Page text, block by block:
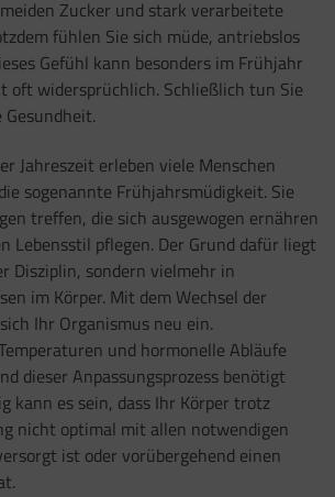
Zucker und stark verarbeitete
fühlen Sie sich müde, antriebslos
Gefühl kann besonders im Frühjahr
widersprüchlich. Schließlich tun Sie
Jahreszeit erleben viele Menschen
sogenannte Frühjahrsmüdigkeit. Sie
treffen, die sich ausgewogen ernähren
Lebensstil pflegen. Der Grund dafür liegt
Disziplin, sondern vielmehr in
im Körper. Mit dem Wechsel der
Ihr Organismus neu ein.
und hormonelle Abläufe
dieser Anpassungsprozess benötigt
kann es sein, dass Ihr Körper trotz
nicht optimal mit allen notwendigen
ist oder vorübergehend einen